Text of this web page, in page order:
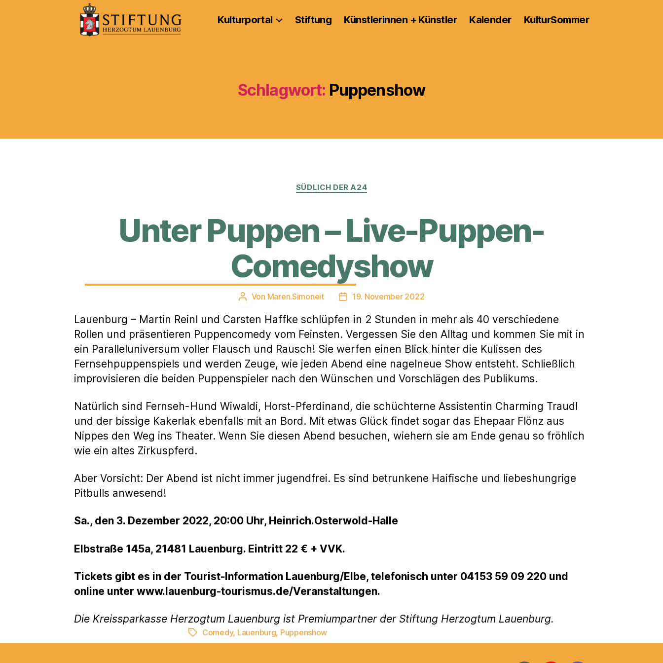
Kulturportal Stiftung Künstlerinnen + Künstler Kalender KulturSommer
Schlagwort: Puppenshow
Kategorien
SÜDLICH DER A24
Unter Puppen – Live-Puppen-
Comedyshow
Beitragsautor
Von Maren.Simoneit Veröffentlichungsdatum
19. November 2022
Lauenburg – Martin Reinl und Carsten Haffke schlüpfen in 2 Stunden in mehr als 40 verschiedene
Rollen und präsentieren Puppencomedy vom Feinsten. Vergessen Sie den Alltag und kommen Sie mit in
ein Paralleluniversum voller Flausch und Rausch! Sie werfen einen Blick hinter die Kulissen des
Fernsehpuppenspiels und werden Zeuge, wie jeden Abend eine nagelneue Show entsteht. Schließlich
improvisieren die beiden Puppenspieler nach den Wünschen und Vorschlägen des Publikums.
Natürlich sind Fernseh-Hund Wiwaldi, Horst-Pferdinand, die schüchterne Assistentin Charming Traudl
und der bissige Kakerlak ebenfalls mit an Bord. Mit etwas Glück findet sogar das Ehepaar Flönz aus
Nippes den Weg ins Theater. Wenn Sie diesen Abend besuchen, wiehern sie am Ende genau so fröhlich
wie ein altes Zirkuspferd.
Aber Vorsicht: Der Abend ist nicht immer jugendfrei. Es sind betrunkene Haifische und liebeshungrige
Pitbulls anwesend!
Sa., den 3. Dezember 2022, 20:00 Uhr, Heinrich.Osterwold-Halle
Elbstraße 145a, 21481 Lauenburg. Eintritt 22 € + VVK.
Tickets gibt es in der Tourist-Information Lauenburg/Elbe, telefonisch unter 04153 59 09 220 und
online unter www.lauenburg-tourismus.de/Veranstaltungen.
Die Kreissparkasse Herzogtum Lauenburg ist Premiumpartner der Stiftung Herzogtum Lauenburg.
Schlagwörter
Comedy, Lauenburg, Puppenshow